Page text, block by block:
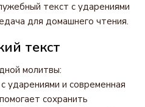
текст с ударениями
для домашнего чтения.
текст
молитвы:
ударениями и современная
сохранить